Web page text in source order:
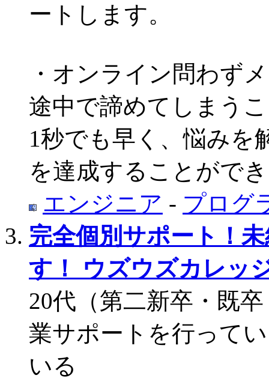
ートします。
・オンライン問わず
途中で諦めてしまう
1秒でも早く、悩みを
を達成することがで
エンジニア - プログ
完全個別サポート！
す！ ウズウズカレッ
20代（第二新卒・既
業サポートを行って
いる